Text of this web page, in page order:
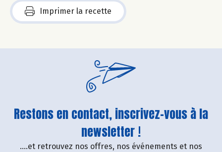
Imprimer la recette
Restons en contact, inscrivez-vous à la
newsletter !
....et retrouvez nos offres, nos événements et nos